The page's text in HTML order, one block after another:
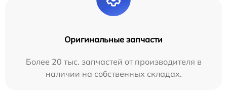
Оригинальные запчасти
Более 20 тыс. запчастей от производителя в
наличии на собственных складах.